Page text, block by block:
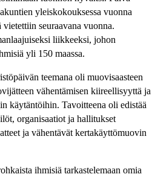
yleiskokouksessa vuonna
vietettiin seuraavana vuonna.
liikkeeksi, johon
yli 150 maassa.
teemana oli muovisaasteen
vähentämisen kiireellisyyttä ja
käytäntöihin. Tavoitteena oli edistää
organisaatiot ja hallitukset
ja vähentävät kertakäyttömuovin
ihmisiä tarkastelemaan omia